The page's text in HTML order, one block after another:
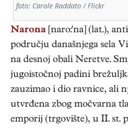
foto: Carole Raddato / Flickr
Narona [naro:'na] (lat.),
području današnjega sela
na desnoj obali Neretve.
jugoistočnoj padini
zauzimao i dio ravnice, ali
utvrđena zbog močvarna
emporij (trgovište), u II. st.